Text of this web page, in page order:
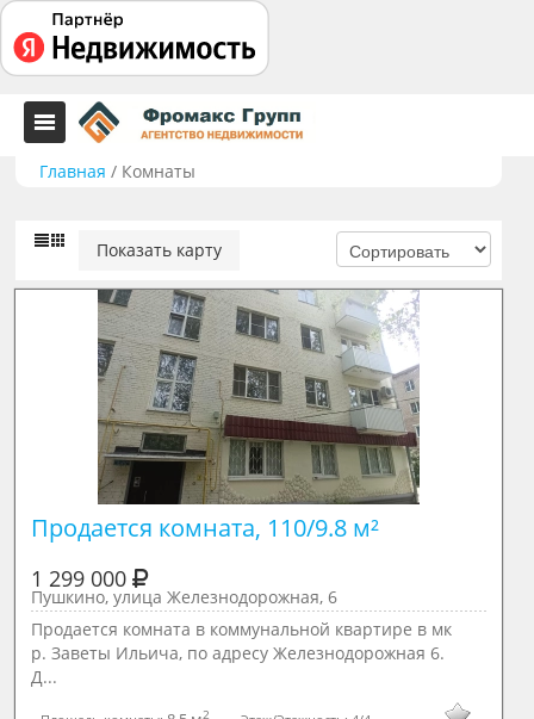
Главная / Комнаты
Показать карту
Продается комната, 110/9.8 м²
1 299 000
Пушкино, улица Железнодорожная, 6
Продается комната в коммунальной квартире в мк
р. Заветы Ильича, по адресу Железнодорожная 6.
Д...
2